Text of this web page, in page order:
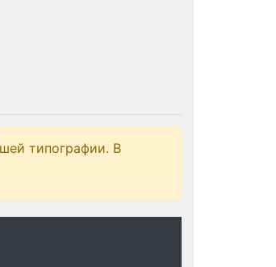
типографии. В